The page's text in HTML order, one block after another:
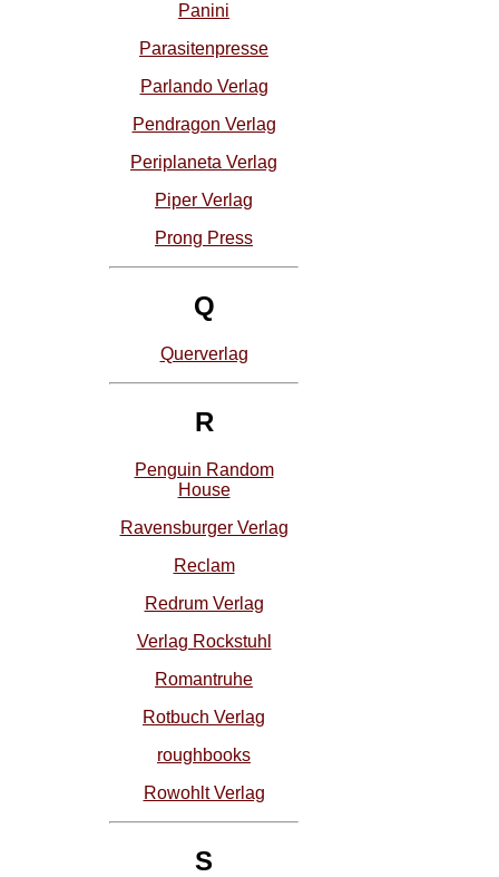
Panini
Parasitenpresse
Parlando Verlag
Pendragon Verlag
Periplaneta Verlag
Piper Verlag
Prong Press
Q
Querverlag
R
Penguin Random
House
Ravensburger Verlag
Reclam
Redrum Verlag
Verlag Rockstuhl
Romantruhe
Rotbuch Verlag
roughbooks
Rowohlt Verlag
S